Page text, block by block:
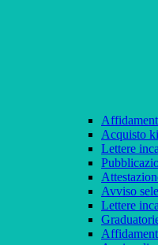
Acquisto
Lettere
Avviso
Lettere